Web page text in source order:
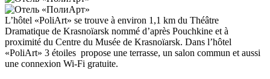
L’hôtel «PoliArt» se trouve à environ 1,1 km du Théâtre
Dramatique de Krasnoïarsk nommé d’après Pouchkine et à
proximité du Centre du Musée de Krasnoïarsk. Dans l’hôtel
«PoliArt» 3 étoiles propose une terrasse, un salon commun et aussi
une connexion Wi-Fi gratuite.